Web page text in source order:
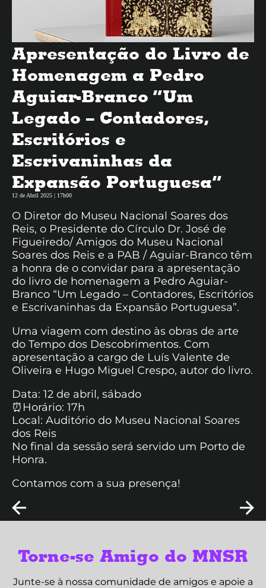
Apresentação do Livro de
Homenagem a Pedro
Aguiar-Branco “Um
Legado – Contadores,
Escritórios e
Escrivaninhas da
Expansão Portuguesa”
12 de Abril 2025 | 17h00
O Diretor do Museu Nacional Soares dos
Reis, o Presidente do Círculo Dr. José de
Figueiredo/ Amigos do Museu Nacional
Soares dos Reis e a PAB / Aguiar-Branco têm
a honra de o convidar para a apresentação
do livro de homenagem a Pedro Aguiar-
Branco “Um Legado – Contadores, Escritórios
e Escrivaninhas da Expansão Portuguesa”.
Uma viagem com destino às obras de arte
do Tempo dos Descobrimentos. Com
apresentação a cargo de Luís Valente de
Oliveira e Hugo Miguel Crespo, autor do livro.
Data: 12 de abril, sábado
⏰Horário: 17h
Local: Auditório do Museu Nacional Soares
dos Reis
No final da sessão será servido um Porto de
Honra.
Contamos com a sua presença!
Torne-se Amigo do MNSR
Junte-se à nossa comunidade de amigos e apoie a